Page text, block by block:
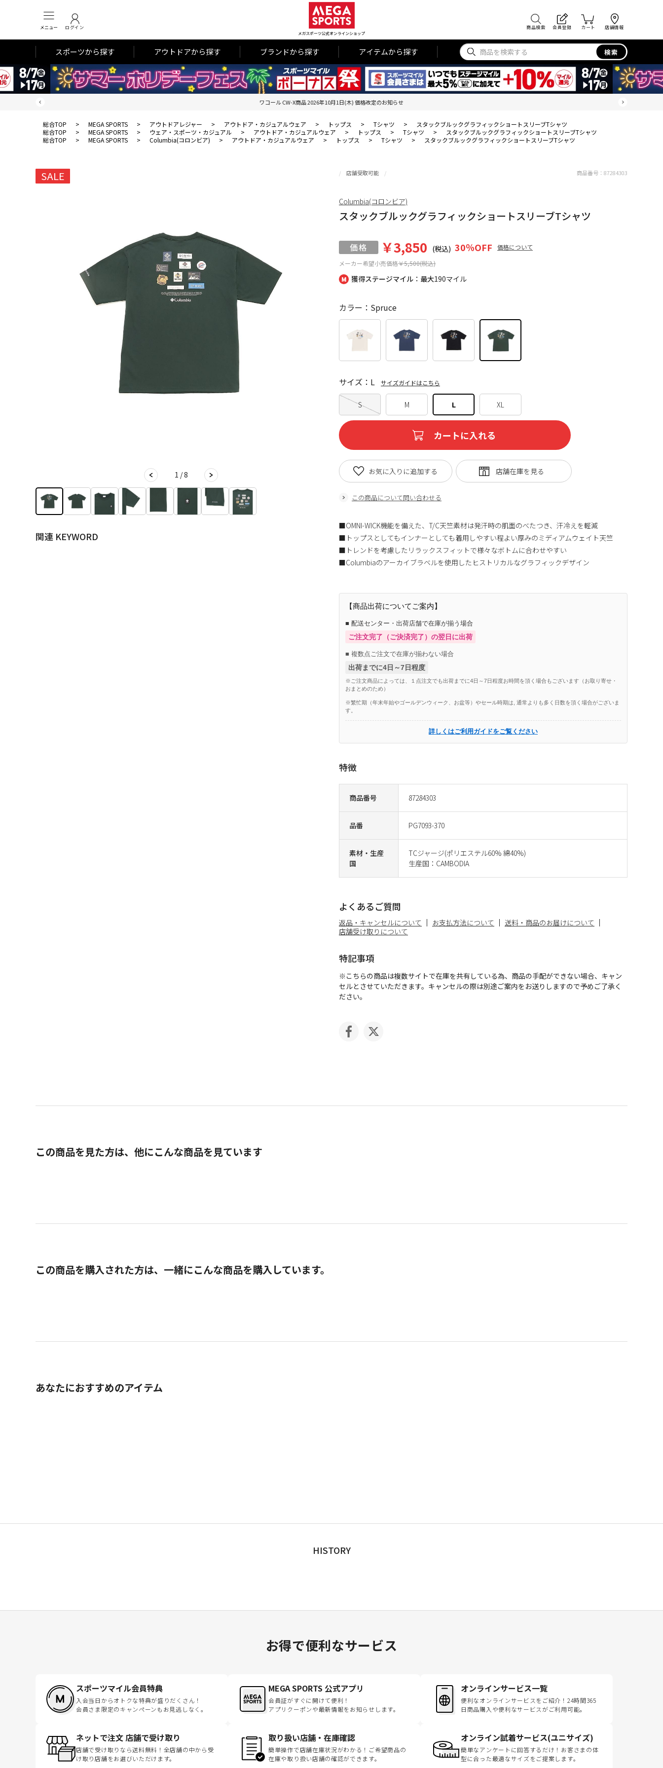
メニュー ログイン
メガスポーツ公式オンラインショップ
商品検索 会員登録 カート 店舗情報
スポーツから探す アウトドアから探す ブランドから探す アイテムから探す 検索
ワコール CW-X商品 2026年10月1日(木) 価格改定のお知らせ
総合TOP > MEGA SPORTS > アウトドアレジャー > アウトドア・カジュアルウェア > トップス > Tシャツ >
スタックブルックグラフィックショートスリーブTシャツ
総合TOP
> MEGA SPORTS > ウェア・スポーツ・カジュアル > アウトドア・カジュアルウェア > トップス > Tシャツ >
スタックブルックグラフィックショートスリーブTシャツ
総合TOP
> MEGA SPORTS > Columbia(コロンビア) > アウトドア・カジュアルウェア > トップス > Tシャツ > スタックブルックグラフィックショートスリーブTシャツ
SALE
1 / 8
関連 KEYWORD
獲得ステージマイル：最大190マイル
店舗受取可能
スタックブルックグラフィックショートスリーブTシャツ
メーカー希望小売価格￥5,500(税込)
￥3,850 (税込) 30％OFF 価格について
商品番号 87284303
品番 PG7093-370
素材・生産
国
TCジャージ(ポリエステル60% 綿40%)
生産国：CAMBODIA
カラー：Spruce
S M L XL
サイズ：L サイズガイドはこちら
カートに入れる
この商品について問い合わせる
お気に入りに追加する
商品番号： 87284303
Columbia(コロンビア)
■OMNI-WICK機能を備えた、T/C天竺素材は発汗時の肌面のべたつき、汗冷えを軽減
■トップスとしてもインナーとしても着用しやすい程よい厚みのミディアムウェイト天竺
■トレンドを考慮したリラックスフィットで様々なボトムに合わせやすい
■Columbiaのアーカイブラベルを使用したヒストリカルなグラフィックデザイン
【商品出荷についてご案内】
■ 配送センター・出荷店舗で在庫が揃う場合
ご注文完了（ご決済完了）の翌日に出荷
■ 複数点ご注文で在庫が揃わない場合
出荷までに4日～7日程度
※ご注文商品によっては、１点注文でも出荷までに4日～7日程度お時間を頂く場合もございます（お取り寄せ・
おまとめのため）
※繁忙期（年末年始やゴールデンウィーク、お盆等）やセール時期は, 通常よりも多く日数を頂く場合がございま
す。
詳しくはご利用ガイドをご覧ください
特徴
よくあるご質問
返品・キャンセルについて お支払方法について
送料・商品のお届けについて
店舗受け取りについて
特記事項
※こちらの商品は複数サイトで在庫を共有している為、商品の手配ができない場合、キャン
セルとさせていただきます。キャンセルの際は別途ご案内をお送りしますので予めご了承く
ださい。
この商品を見た方は、他にこんな商品を見ています
この商品を購入された方は、一緒にこんな商品を購入しています。
あなたにおすすめのアイテム
HISTORY
お得で便利なサービス
スポーツマイル会員特典
入会当日からオトクな特典が盛りだくさん！
会員さま限定のキャンペーンもお見逃しなく。
MEGA SPORTS 公式アプリ
会員証がすぐに開けて便利！
アプリクーポンや最新情報をお知らせします。
オンラインサービス一覧
便利なオンラインサービスをご紹介！24時間365
日商品購入や便利なサービスがご利用可能。
ネットで注文 店舗で受け取り
店舗で受け取りなら送料無料！全店舗の中から受
け取り店舗をお選びいただけます。
取り扱い店舗・在庫確認
簡単操作で店舗在庫状況がわかる！ご希望商品の
在庫や取り扱い店舗の確認ができます。
オンライン試着サービス(ユニサイズ)
簡単なアンケートに回答するだけ！お客さまの体
型に合った最適なサイズをご提案します。